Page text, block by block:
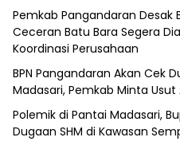
Pemkab Pangandaran Desak
Ceceran Batu Bara Segera
Koordinasi Perusahaan
BPN Pangandaran Akan Cek
Madasari, Pemkab Minta
Polemik di Pantai Madasari,
Dugaan SHM di Kawasan